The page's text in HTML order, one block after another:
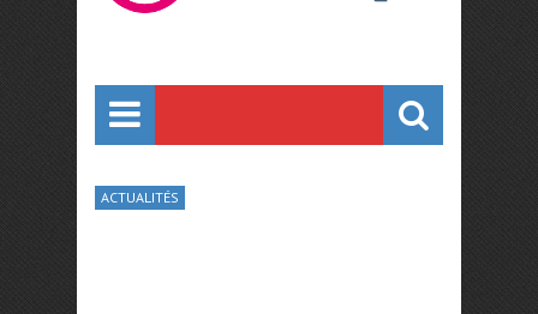
ACTUALITÉS